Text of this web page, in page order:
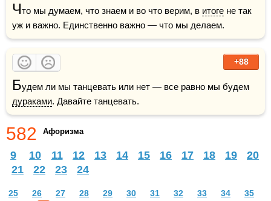
Что мы думаем, что знаем и во что верим, в итоге не так
уж и важно. Единственно важно — что мы делаем.
+88
Б
дураками. Давайте танцевать.
582 Афоризма
9 10 11 12 13 14 15 16 17 18 19
20
21
22 23 24
25 26 27 28 29 30 31 32 33 34 35